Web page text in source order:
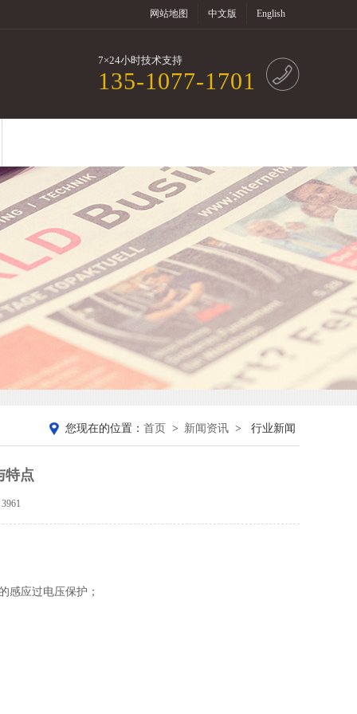
网站地图 中文版 English
7×24小时技术支持
135-1077-1701
您现在的位置： 首页 > 新闻资讯 > 行业新闻
特点
感应过电压保护；